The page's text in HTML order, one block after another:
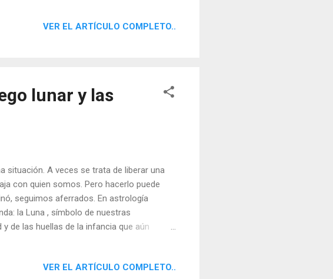
VER EL ARTÍCULO COMPLETO..
lunar y las
situación. A veces se trata de liberar una
con quien somos. Pero hacerlo puede
seguimos aferrados. En astrología
la Luna , símbolo de nuestras
de las huellas de la infancia que aún
VER EL ARTÍCULO COMPLETO..